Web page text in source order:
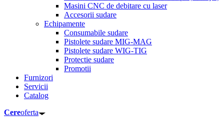
Masini CNC de debitare cu laser
Accesorii sudare
Echipamente
Consumabile sudare
Pistolete sudare MIG-MAG
Pistolete sudare WIG-TIG
Protectie sudare
Promotii
Furnizori
Servicii
Catalog
Cereoferta